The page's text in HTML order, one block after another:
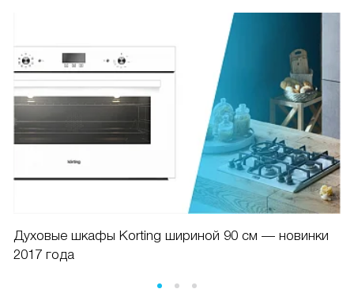
Духовые шкафы Korting шириной 90 см — новинки
2017 года